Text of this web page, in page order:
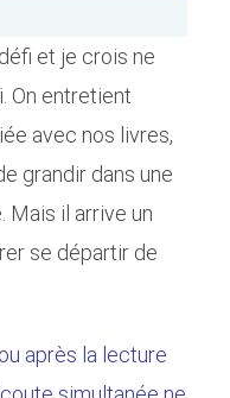
et je crois ne
On entretient
avec nos livres,
grandir dans une
Mais il arrive un
se départir de
après la lecture